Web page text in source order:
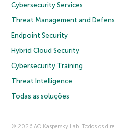
Cybersecurity Services
Threat Management and
Endpoint Security
Hybrid Cloud Security
Cybersecurity Training
Threat Intelligence
Todas as soluções
© 2026 AO Kaspersky Lab. Todos os